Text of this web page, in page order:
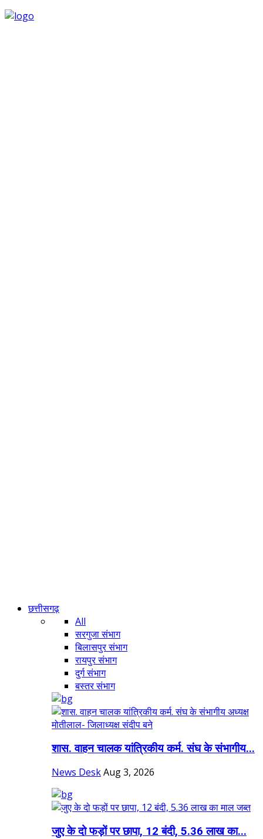
छत्तीसगढ़
All
सरगुजा संभाग
बिलासपुर संभाग
रायपुर संभाग
दुर्ग संभाग
बस्तर संभाग
शास. वाहन चालक यांत्रिकीय कर्म. संघ के संभागीय...
News DeskAug 3, 2026
जुए के दो फड़ों पर छापा, 12 बंदी, 5.36 लाख का...